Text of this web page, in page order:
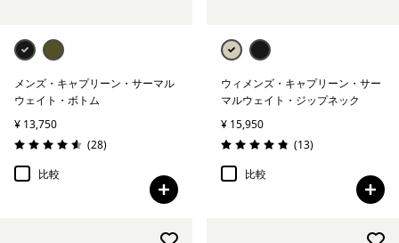
メンズ・キャプリーン・サーマル
ウェイト・ボトム
¥ 13,750
評価: 4.6 / 5
(28レビュー
)
比較
ウィメンズ・キャプリーン・サー
マルウェイト・ジップネック
¥ 15,950
評価: 4.8 / 5
(13レビュー
)
比較